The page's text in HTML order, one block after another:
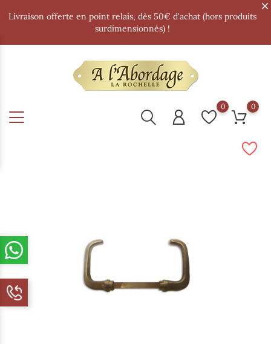
Livraison offerte en point relais, dès 50€ d'achat (hors produits
surdimensionnés) !
0 0